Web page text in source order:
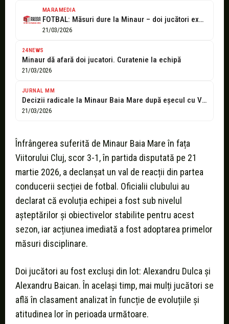
MARAMEDIA
FOTBAL: Măsuri dure la Minaur – doi jucători excluși din lot
21/03/2026
24NEWS
Minaur dă afară doi jucatori. Curatenie la echipă
21/03/2026
JURNAL MM
Decizii radicale la Minaur Baia Mare după eșecul cu Viitorul Cluj: doi...
21/03/2026
Înfrângerea suferită de Minaur Baia Mare în fața
Viitorului Cluj, scor 3-1, în partida disputată pe 21
martie 2026, a declanșat un val de reacții din partea
conducerii secției de fotbal. Oficialii clubului au
declarat că evoluția echipei a fost sub nivelul
așteptărilor și obiectivelor stabilite pentru acest
sezon, iar acțiunea imediată a fost adoptarea primelor
măsuri disciplinare.
Doi jucători au fost excluși din lot: Alexandru Dulca și
Alexandru Baican. În același timp, mai mulți jucători se
află în clasament analizat în funcție de evoluțiile și
atitudinea lor în perioada următoare.